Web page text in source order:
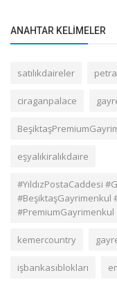
ANAHTAR KELIMELER
satılıkdaireler
ciraganpalace
eşyalıkiralıkdaire
#YıldızPostaCaddesi
#BeşiktaşGayrimenkul
#PremiumGayrimenkul
kemercountry
işbankasıblokları